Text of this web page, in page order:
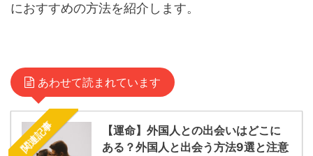
におすすめの方法を紹介します。
あわせて読まれています
関連記事
【運命】外国人との出会いはどこに
ある？外国人と出会う方法9選と注意